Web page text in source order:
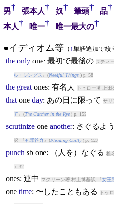
男† 張本人† 奴† 筆頭† 品†
本人† 唯一† 唯一最大の†
●イディオム等（ ↑単語追加で絞
the only one: 最初で最後の スティ
ル・シングス 』(Needful Things) p. 58
the great ones: 有名人 トゥロー著 上田
that one day: あの日に限って サリ
て 』(The Catcher in the Rye) p. 155
scrutinize one another: さぐるよ
訳 『有罪答弁』(Pleading Guilty) p. 127
punch sb one: （人を）なぐる 椎
p. 32
ones: 連中 マクリーン著 村上博基訳 『女王
one time: 〜したこともある トゥ